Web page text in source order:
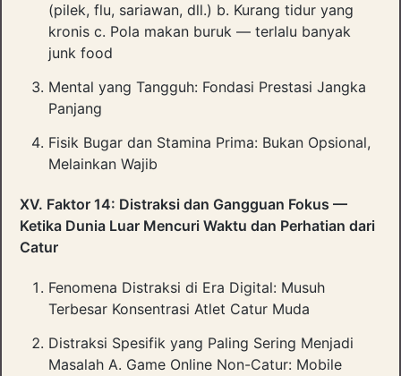
(pilek, flu, sariawan, dll.) b. Kurang tidur yang
kronis c. Pola makan buruk — terlalu banyak
junk food
Mental yang Tangguh: Fondasi Prestasi Jangka
Panjang
Fisik Bugar dan Stamina Prima: Bukan Opsional,
Melainkan Wajib
XV. Faktor 14: Distraksi dan Gangguan Fokus —
Ketika Dunia Luar Mencuri Waktu dan Perhatian dari
Catur
Fenomena Distraksi di Era Digital: Musuh
Terbesar Konsentrasi Atlet Catur Muda
Distraksi Spesifik yang Paling Sering Menjadi
Masalah A. Game Online Non-Catur: Mobile